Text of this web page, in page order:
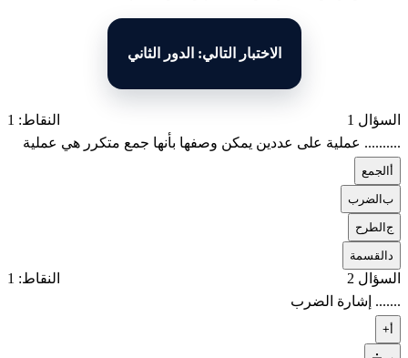
الاختبار التالي: الدور الثاني
السؤال 1
النقاط: 1
.......... عملية على عددين يمكن وصفها بأنها جمع متكرر هي عملية
الجمع
بالضرب
جالطرح
القسمة
السؤال 2
النقاط: 1
....... إشارة الضرب
+